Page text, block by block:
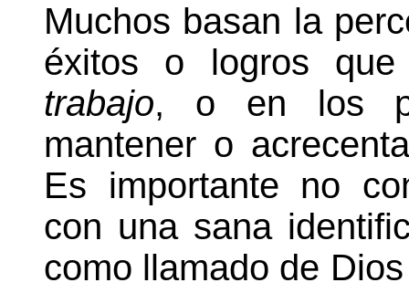
Muchos basan la
éxitos o logros
trabajo, o en los
mantener o
Es importante no
con una sana
como llamado de